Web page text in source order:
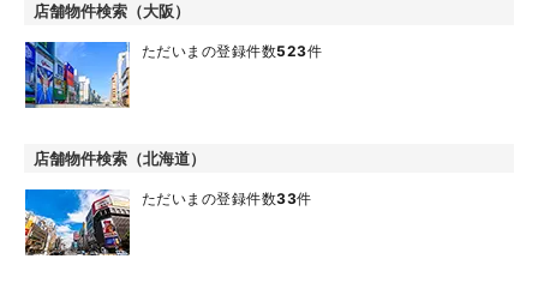
店舗物件検索（大阪）
ただいまの登録件数523件
店舗物件検索（北海道）
ただいまの登録件数33件